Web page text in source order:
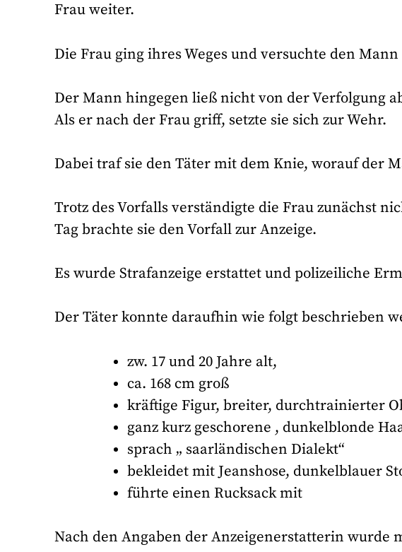
Frau weiter.
Die Frau ging ihres Weges und versuchte den
Der Mann hingegen ließ nicht von der Verfolgung
Als er nach der Frau griff, setzte sie sich zur Wehr.
Dabei traf sie den Täter mit dem Knie, worauf der
Trotz des Vorfalls verständigte die Frau zunächst
Tag brachte sie den Vorfall zur Anzeige.
Es wurde Strafanzeige erstattet und polizeiliche
Der Täter konnte daraufhin wie folgt beschrieben
zw. 17 und 20 Jahre alt,
ca. 168 cm groß
kräftige Figur, breiter, durchtrainierter
ganz kurz geschorene , dunkelblonde
sprach „ saarländischen Dialekt“
bekleidet mit Jeanshose, dunkelblauer
führte einen Rucksack mit
Nach den Angaben der Anzeigenerstatterin wurde